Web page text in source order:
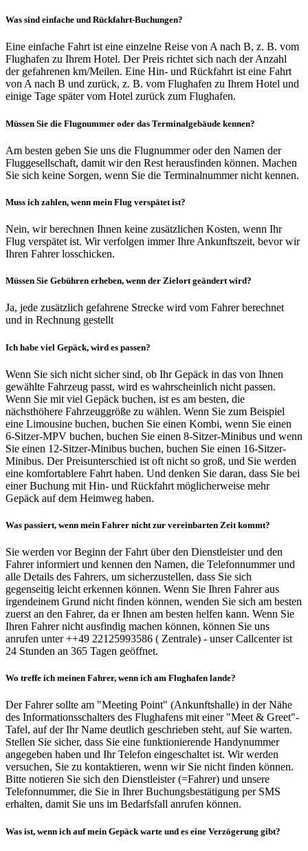
Was sind einfache und Rückfahrt-Buchungen?
Eine einfache Fahrt ist eine einzelne Reise von A nach B, z. B. vom
Flughafen zu Ihrem Hotel. Der Preis richtet sich nach der Anzahl
der gefahrenen km/Meilen. Eine Hin- und Rückfahrt ist eine Fahrt
von A nach B und zurück, z. B. vom Flughafen zu Ihrem Hotel und
einige Tage später vom Hotel zurück zum Flughafen.
Müssen Sie die Flugnummer oder das Terminalgebäude kennen?
Am besten geben Sie uns die Flugnummer oder den Namen der
Fluggesellschaft, damit wir den Rest herausfinden können. Machen
Sie sich keine Sorgen, wenn Sie die Terminalnummer nicht kennen.
Muss ich zahlen, wenn mein Flug verspätet ist?
Nein, wir berechnen Ihnen keine zusätzlichen Kosten, wenn Ihr
Flug verspätet ist. Wir verfolgen immer Ihre Ankunftszeit, bevor wir
Ihren Fahrer losschicken.
Müssen Sie Gebühren erheben, wenn der Zielort geändert wird?
Ja, jede zusätzlich gefahrene Strecke wird vom Fahrer berechnet
und in Rechnung gestellt
Ich habe viel Gepäck, wird es passen?
Wenn Sie sich nicht sicher sind, ob Ihr Gepäck in das von Ihnen
gewählte Fahrzeug passt, wird es wahrscheinlich nicht passen.
Wenn Sie mit viel Gepäck buchen, ist es am besten, die
nächsthöhere Fahrzeuggröße zu wählen. Wenn Sie zum Beispiel
eine Limousine buchen, buchen Sie einen Kombi, wenn Sie einen
6-Sitzer-MPV buchen, buchen Sie einen 8-Sitzer-Minibus und wenn
Sie einen 12-Sitzer-Minibus buchen, buchen Sie einen 16-Sitzer-
Minibus. Der Preisunterschied ist oft nicht so groß, und Sie werden
eine komfortablere Fahrt haben. Und denken Sie daran, dass Sie bei
einer Buchung mit Hin- und Rückfahrt möglicherweise mehr
Gepäck auf dem Heimweg haben.
Was passiert, wenn mein Fahrer nicht zur vereinbarten Zeit kommt?
Sie werden vor Beginn der Fahrt über den Dienstleister und den
Fahrer informiert und kennen den Namen, die Telefonnummer und
alle Details des Fahrers, um sicherzustellen, dass Sie sich
gegenseitig leicht erkennen können. Wenn Sie Ihren Fahrer aus
irgendeinem Grund nicht finden können, wenden Sie sich am besten
zuerst an den Fahrer, da er Ihnen am besten helfen kann. Wenn Sie
Ihren Fahrer nicht ausfindig machen können, können Sie uns
anrufen unter ++49 22125993586 ( Zentrale) - unser Callcenter ist
24 Stunden an 365 Tagen geöffnet.
Wo treffe ich meinen Fahrer, wenn ich am Flughafen lande?
Der Fahrer sollte am "Meeting Point" (Ankunftshalle) in der Nähe
des Informationsschalters des Flughafens mit einer "Meet & Greet"-
Tafel, auf der Ihr Name deutlich geschrieben steht, auf Sie warten.
Stellen Sie sicher, dass Sie eine funktionierende Handynummer
angegeben haben und Ihr Telefon eingeschaltet ist. Wir werden
versuchen, Sie zu kontaktieren, wenn wir Sie nicht finden können.
Bitte notieren Sie sich den Dienstleister (=Fahrer) und unsere
Telefonnummer, die Sie in Ihrer Buchungsbestätigung per SMS
erhalten, damit Sie uns im Bedarfsfall anrufen können.
Was ist, wenn ich auf mein Gepäck warte und es eine Verzögerung gibt?